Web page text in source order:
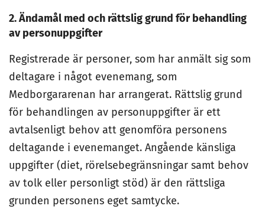
2. Ändamål med och rättslig grund för behandling
av personuppgifter
Registrerade är personer, som har anmält sig som
deltagare i något evenemang, som
Medborgararenan har arrangerat. Rättslig grund
för behandlingen av personuppgifter är ett
avtalsenligt behov att genomföra personens
deltagande i evenemanget. Angående känsliga
uppgifter (diet, rörelsebegränsningar samt behov
av tolk eller personligt stöd) är den rättsliga
grunden personens eget samtycke.